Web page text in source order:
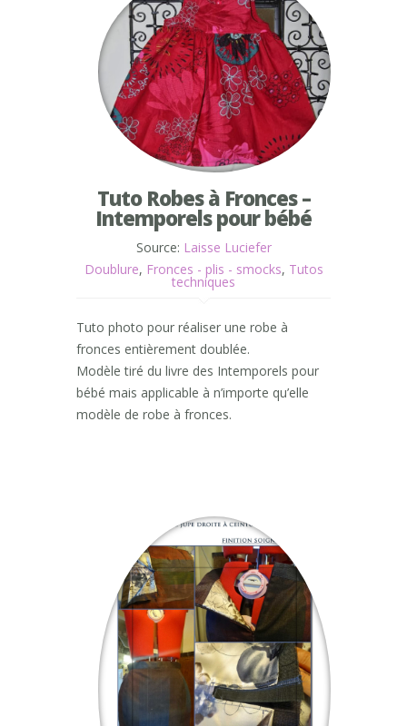
Tuto Robes à Fronces –
Intemporels pour bébé
Source: Laisse Luciefer
Doublure, Fronces - plis - smocks, Tutos
techniques
Tuto photo pour réaliser une robe à
fronces entièrement doublée.
Modèle tiré du livre des Intemporels pour
bébé mais applicable à n’importe qu’elle
modèle de robe à fronces.